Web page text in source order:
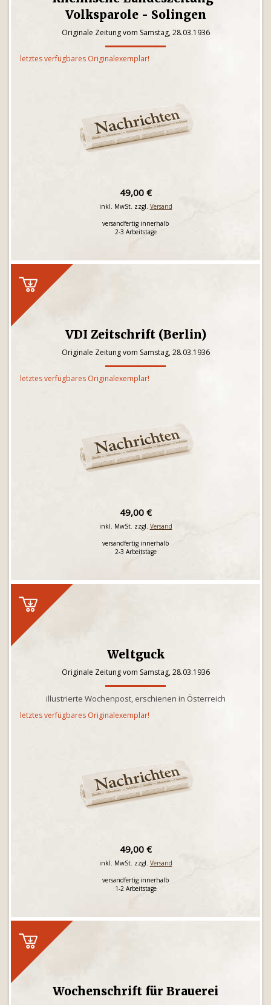
Volksparole - Solingen
Originale Zeitung vom Samstag, 28.03.1936
letztes verfügbares Originalexemplar!
49,00 €
inkl. MwSt. zzgl. Versand
versandfertig innerhalb
2-3 Arbeitstage
VDI Zeitschrift (Berlin)
Originale Zeitung vom Samstag, 28.03.1936
letztes verfügbares Originalexemplar!
49,00 €
inkl. MwSt. zzgl. Versand
versandfertig innerhalb
2-3 Arbeitstage
Weltguck
Originale Zeitung vom Samstag, 28.03.1936
illustrierte Wochenpost, erschienen in Österreich
letztes verfügbares Originalexemplar!
49,00 €
inkl. MwSt. zzgl. Versand
versandfertig innerhalb
1-2 Arbeitstage
Wochenschrift für Brauerei